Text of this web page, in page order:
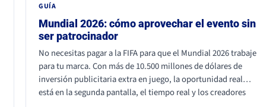
GUÍA
Mundial 2026: cómo aprovechar el evento sin
ser patrocinador
No necesitas pagar a la FIFA para que el Mundial 2026 trabaje
para tu marca. Con más de 10.500 millones de dólares de
inversión publicitaria extra en juego, la oportunidad real
está en la segunda pantalla, el tiempo real y los creadores